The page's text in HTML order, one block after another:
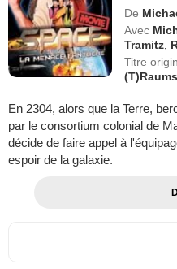
De
Avec
Tramitz
Titre
En 2304, alors que la Terre,
par le consortium colonial de
décide de faire appel à
espoir de la galaxie.